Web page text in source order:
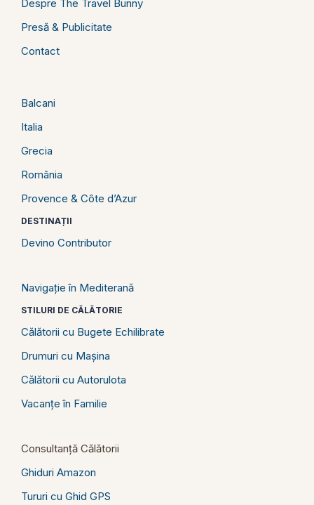
Despre The Travel Bunny
Presă & Publicitate
Contact
Balcani
Italia
Grecia
România
Provence & Côte d’Azur
DESTINAȚII
Devino Contributor
Navigație în Mediterană
STILURI DE CĂLĂTORIE
Călătorii cu Bugete Echilibrate
Drumuri cu Mașina
Călătorii cu Autorulota
Vacanțe în Familie
Consultanță Călătorii
Ghiduri Amazon
Tururi cu Ghid GPS